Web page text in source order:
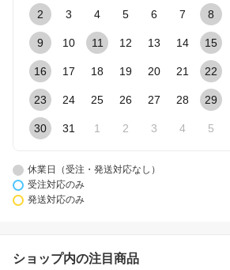
2 3 4 5 6 7 8
9 10 11 12 13 14 15
16 17 18 19 20 21 22
23 24 25 26 27 28 29
30 31 1 2 3 4 5
休業日（受注・発送対応なし）
受注対応のみ
発送対応のみ
ショップ内の注目商品